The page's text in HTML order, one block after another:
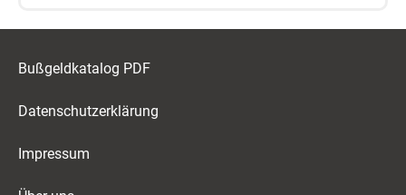
Bußgeldkatalog PDF
Datenschutzerklärung
Impressum